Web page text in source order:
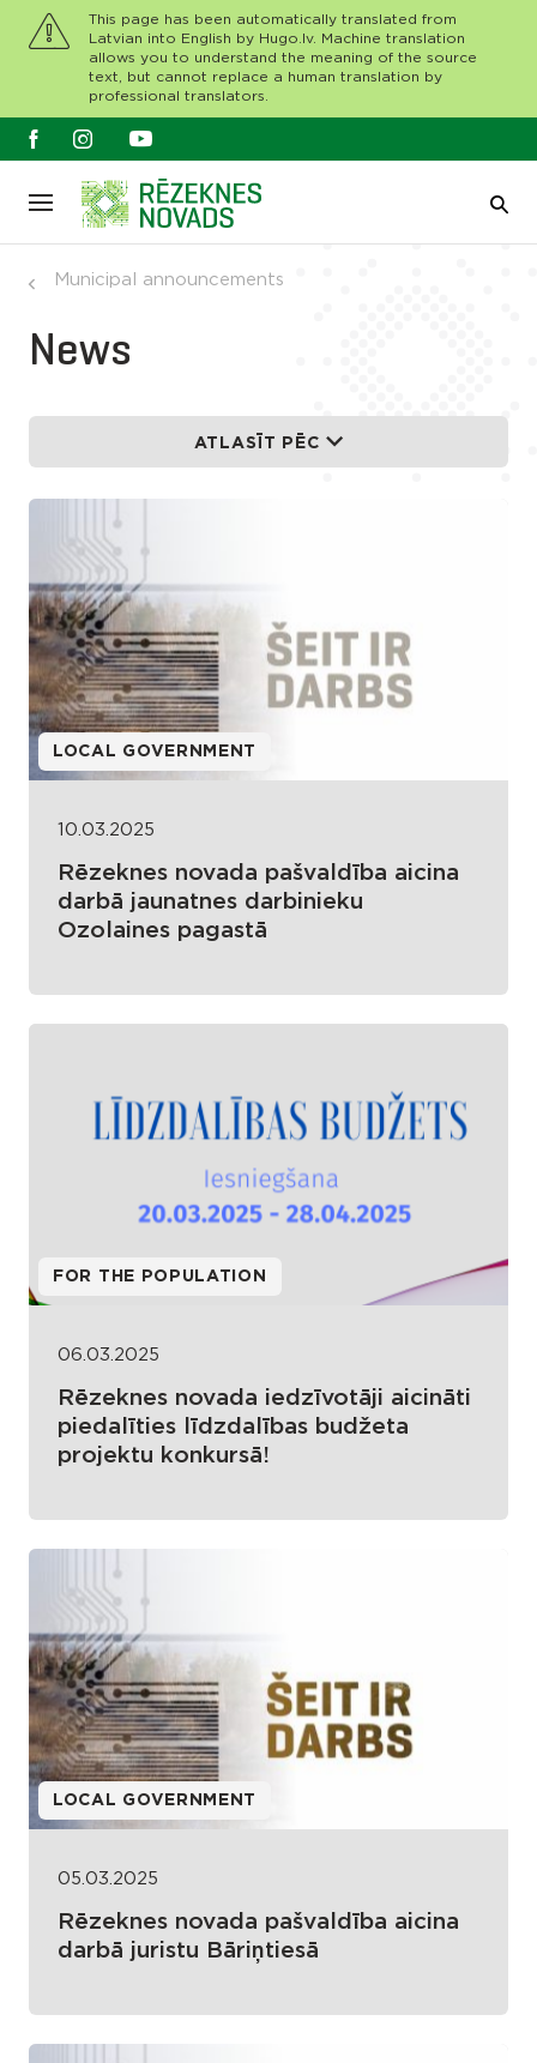
This page has been automatically translated from
Latvian into English by Hugo.lv. Machine translation
allows you to understand the meaning of the source
text, but cannot replace a human translation by
professional translators.
Municipal announcements
News
ATLASĪT PĒC
LOCAL GOVERNMENT
10.03.2025
Rēzeknes novada pašvaldība aicina
darbā jaunatnes darbinieku
Ozolaines pagastā
FOR THE POPULATION
06.03.2025
Rēzeknes novada iedzīvotāji aicināti
piedalīties līdzdalības budžeta
projektu konkursā!
LOCAL GOVERNMENT
05.03.2025
Rēzeknes novada pašvaldība aicina
darbā juristu Bāriņtiesā